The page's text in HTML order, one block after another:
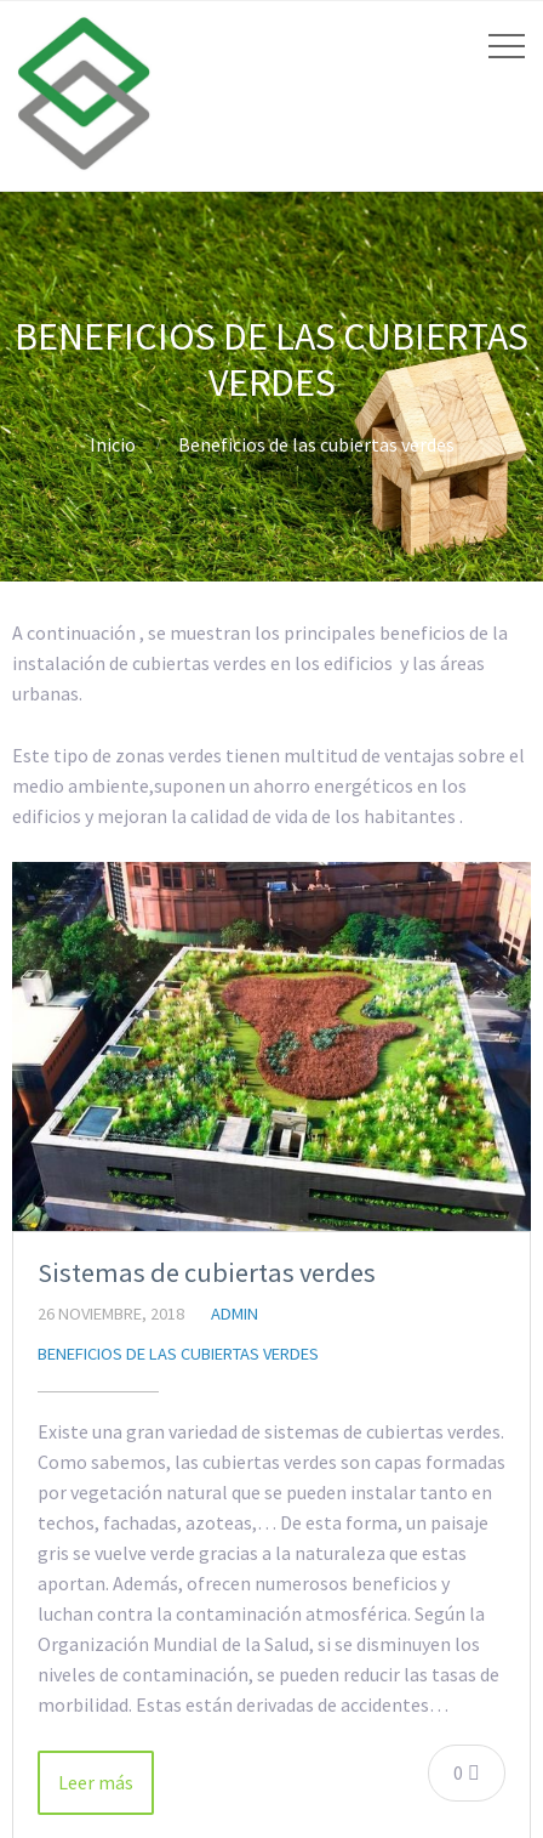
BENEFICIOS DE LAS CUBIERTAS
VERDES
Inicio Beneficios de las cubiertas verdes
A continuación , se muestran los principales beneficios de la
instalación de cubiertas verdes en los edificios y las áreas
urbanas.
Este tipo de zonas verdes tienen multitud de ventajas sobre el
medio ambiente,suponen un ahorro energéticos en los
edificios y mejoran la calidad de vida de los habitantes .
Sistemas de cubiertas verdes
26 NOVIEMBRE, 2018
ADMIN
BENEFICIOS DE LAS CUBIERTAS VERDES
Existe una gran variedad de sistemas de cubiertas verdes.
Como sabemos, las cubiertas verdes son capas formadas
por vegetación natural que se pueden instalar tanto en
techos, fachadas, azoteas,… De esta forma, un paisaje
gris se vuelve verde gracias a la naturaleza que estas
aportan. Además, ofrecen numerosos beneficios y
luchan contra la contaminación atmosférica. Según la
Organización Mundial de la Salud, si se disminuyen los
niveles de contaminación, se pueden reducir las tasas de
morbilidad. Estas están derivadas de accidentes…
0
Leer más